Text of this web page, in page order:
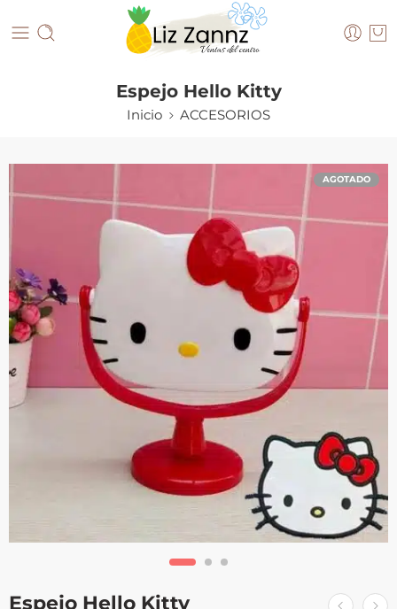
Espejo Hello Kitty
Inicio ACCESORIOS
AGOTADO
Espejo Hello Kitty